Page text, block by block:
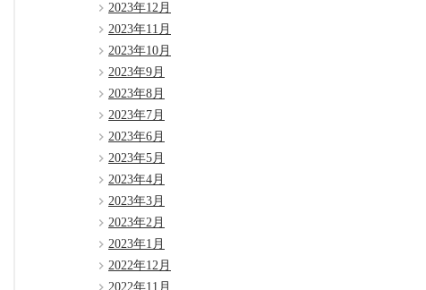
2023年12月
2023年11月
2023年10月
2023年9月
2023年8月
2023年7月
2023年6月
2023年5月
2023年4月
2023年3月
2023年2月
2023年1月
2022年12月
2022年11月